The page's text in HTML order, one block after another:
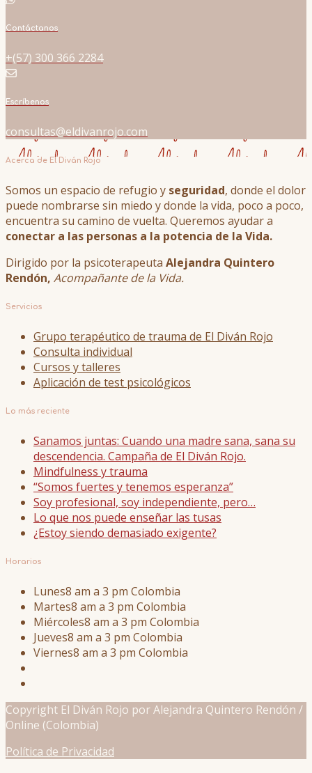
Contáctanos
+(57) 300 366 2284
Escríbenos
consultas@eldivanrojo.com
Acerca de El Diván Rojo
Somos un espacio de refugio y seguridad, donde el dolor
puede nombrarse sin miedo y donde la vida, poco a poco,
encuentra su camino de vuelta. Queremos ayudar a
conectar a las personas a la potencia de la Vida.
Dirigido por la psicoterapeuta Alejandra Quintero
Rendón, Acompañante de la Vida.
Servicios
Grupo terapéutico de trauma de El Diván Rojo
Consulta individual
Cursos y talleres
Aplicación de test psicológicos
Lo más reciente
Sanamos juntas: Cuando una madre sana, sana su
descendencia. Campaña de El Diván Rojo.
Mindfulness y trauma
“Somos fuertes y tenemos esperanza”
Soy profesional, soy independiente, pero…
Lo que nos puede enseñar las tusas
¿Estoy siendo demasiado exigente?
Horarios
Lunes8 am a 3 pm Colombia
Martes8 am a 3 pm Colombia
Miércoles8 am a 3 pm Colombia
Jueves8 am a 3 pm Colombia
Viernes8 am a 3 pm Colombia
Copyright El Diván Rojo por Alejandra Quintero Rendón /
Online (Colombia)
Política de Privacidad